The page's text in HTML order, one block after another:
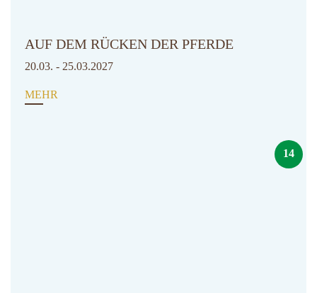
AUF DEM RÜCKEN DER PFERDE
20.03. - 25.03.2027
MEHR
14